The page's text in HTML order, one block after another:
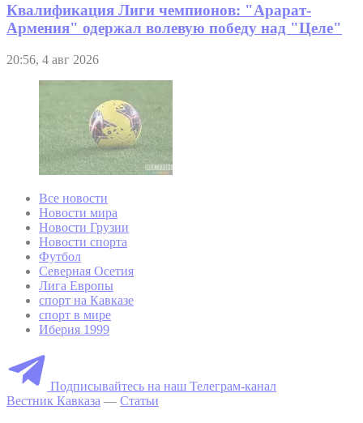
Квалификация Лиги чемпионов: "Арарат-
Армения" одержал волевую победу над "Целе"
20:56, 4 авг 2026
Все новости
Новости мира
Новости Грузии
Новости спорта
Футбол
Северная Осетия
Лига Европы
спорт на Кавказе
спорт в мире
Иберия 1999
Подписывайтесь на наш Телеграм-канал
Вестник Кавказа — Статьи